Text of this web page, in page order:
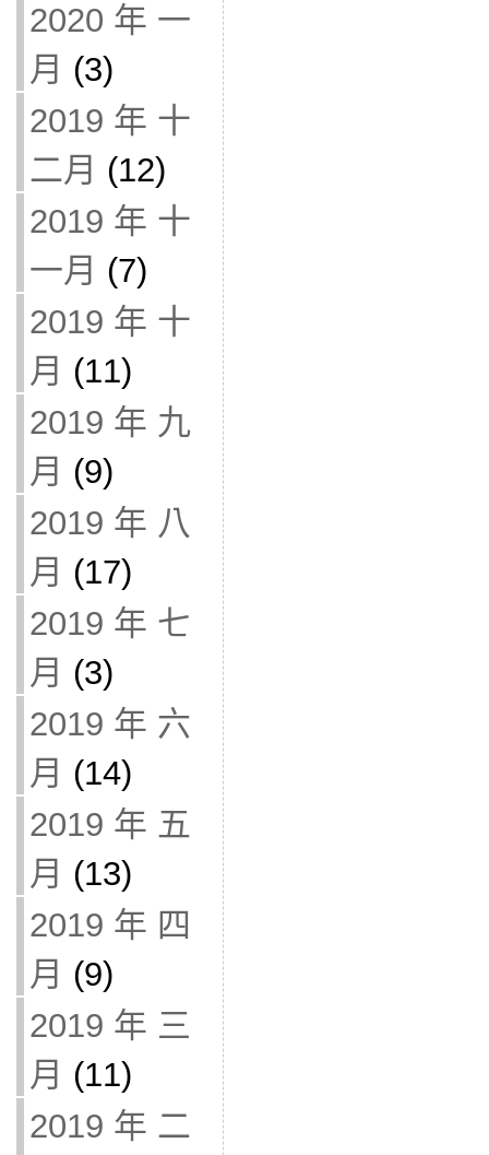
2020 年 一
月 (3)
2019 年 十
二月 (12)
2019 年 十
一月 (7)
2019 年 十
月 (11)
2019 年 九
月 (9)
2019 年 八
月 (17)
2019 年 七
月 (3)
2019 年 六
月 (14)
2019 年 五
月 (13)
2019 年 四
月 (9)
2019 年 三
月 (11)
2019 年 二